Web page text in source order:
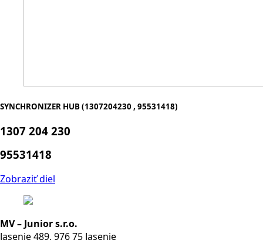
SYNCHRONIZER HUB (1307204230 , 95531418)
1307 204 230
95531418
Zobraziť diel
MV – Junior s.r.o.
Jasenie 489, 976 75 Jasenie